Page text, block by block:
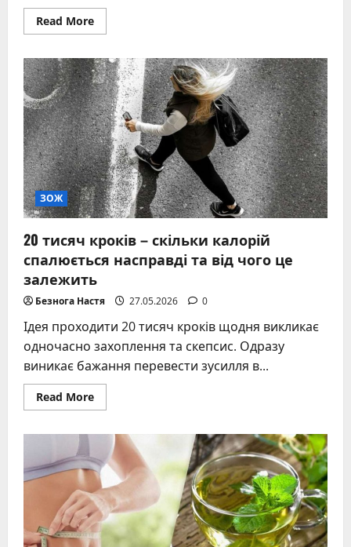
Read MoreRead
more
дієта
–
секрети
здоров’я
з
берегів
Середземного
моря
ЗОЖ
20 тисяч кроків – скільки калорій
спалюється насправді та від чого це
залежить
Безнога Настя 27.05.2026 0
Ідея проходити 20 тисяч кроків щодня викликає
одночасно захоплення та скепсис. Одразу
виникає бажання перевести зусилля в...
Read MoreRead
more
тисяч
кроків
–
скільки
калорій
спалюється
насправді
та
від
чого